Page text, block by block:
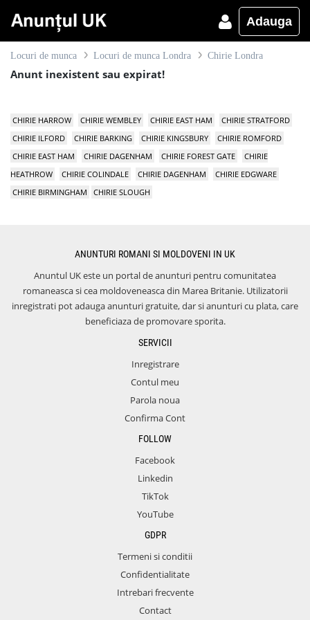
Adauga
Locuri de munca Locuri de munca Londra Chirie Londra
Anunt inexistent sau expirat!
CHIRIE HARROW CHIRIE WEMBLEY CHIRIE EAST HAM
CHIRIE STRATFORD
CHIRIE ILFORD
CHIRIE BARKING CHIRIE KINGSBURY
CHIRIE ROMFORD
CHIRIE EAST HAM
CHIRIE DAGENHAM CHIRIE FOREST GATE
CHIRIE
HEATHROW
CHIRIE COLINDALE CHIRIE DAGENHAM
CHIRIE EDGWARE
CHIRIE BIRMINGHAM
CHIRIE SLOUGH
ANUNTURI ROMANI SI MOLDOVENI IN UK
Anuntul UK este un portal de anunturi pentru comunitatea
romaneasca si cea moldoveneasca din Marea Britanie. Utilizatorii
inregistrati pot adauga anunturi gratuite, dar si anunturi cu plata, care
beneficiaza de promovare sporita.
SERVICII
Inregistrare
Contul meu
Parola noua
Confirma Cont
FOLLOW
Facebook
Linkedin
TikTok
YouTube
GDPR
Termeni si conditii
Confidentialitate
Intrebari frecvente
Contact